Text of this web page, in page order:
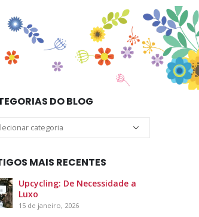
DO BLOG
MAIS RECENTES
Upcycling: De Necessidade a
Luxo
15 de janeiro, 2026